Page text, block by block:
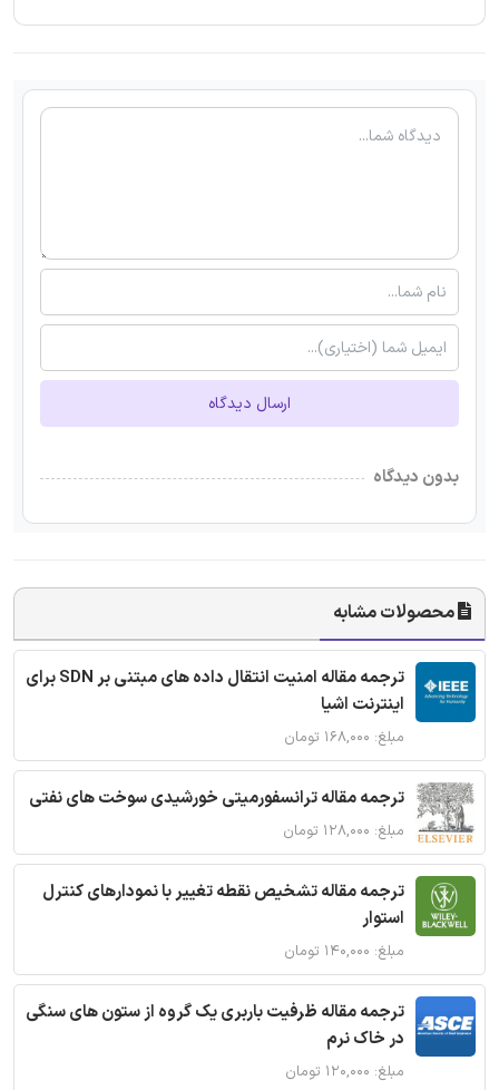
ارسال دیدگاه
بدون دیدگاه
محصولات مشابه
ترجمه مقاله امنیت انتقال داده های مبتنی بر SDN برای
اینترنت اشیا
مبلغ: ۱۶۸,۰۰۰ تومان
ترجمه مقاله ترانسفورمیتی خورشیدی سوخت های نفتی
مبلغ: ۱۲۸,۰۰۰ تومان
ترجمه مقاله تشخیص نقطه تغییر با نمودارهای کنترل
استوار
مبلغ: ۱۴۰,۰۰۰ تومان
ترجمه مقاله ظرفیت باربری یک گروه از ستون های سنگی
در خاک نرم
مبلغ: ۱۲۰,۰۰۰ تومان